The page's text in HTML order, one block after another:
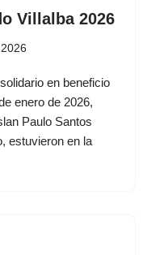
Villalba 2026
en beneficio
enero de 2026,
Paulo Santos
estuvieron en la